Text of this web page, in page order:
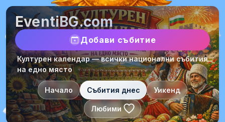
EventiBG.com
Добави събитие
Културен календар — всички национални събития
на едно място
Начало Събития днес Уикенд
Любими